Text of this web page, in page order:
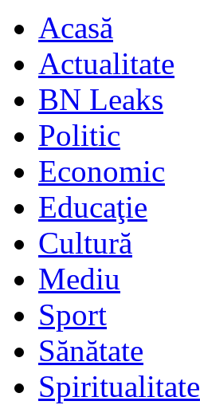
Acasă
Actualitate
BN Leaks
Politic
Economic
Educaţie
Cultură
Mediu
Sport
Sănătate
Spiritualitate